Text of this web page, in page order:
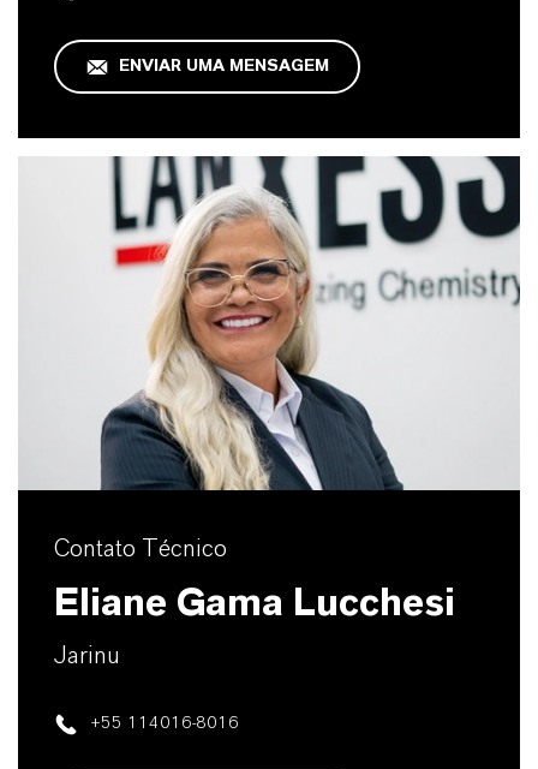
ENVIAR UMA MENSAGEM
Contato Técnico
Eliane Gama Lucchesi
Jarinu
+55 114016-8016